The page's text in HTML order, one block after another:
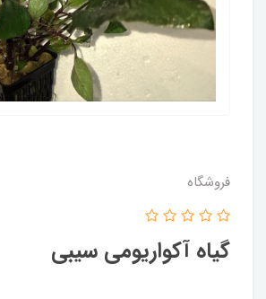
فروشگاه
گیاه آکواریومی سیبی